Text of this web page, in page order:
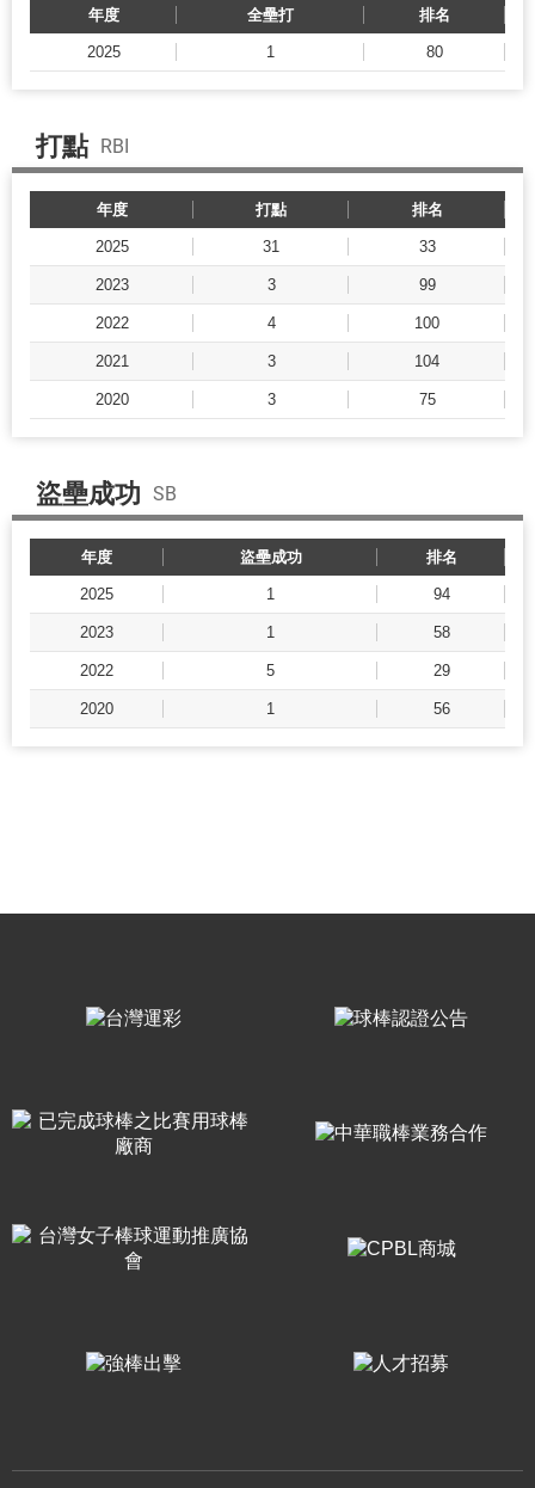
年度 全壘打 排名
2025 1 80
打點 RBI
年度 打點 排名
2025 31 33
2023 3 99
2022 4 100
2021 3 104
2020 3 75
盜壘成功 SB
年度 盜壘成功 排名
2025 1 94
2023 1 58
2022 5 29
2020 1 56